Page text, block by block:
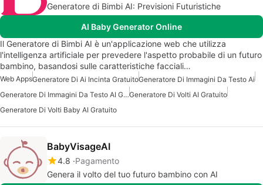
Generatore di Bimbi AI: Previsioni Futuristiche
AI Baby Generator Online
Il Generatore di Bimbi AI è un'applicazione web che utilizza
l'intelligenza artificiale per prevedere l'aspetto probabile di un futuro
bambino, basandosi sulle caratteristiche facciali…
Web AppsGeneratore Di Ai Incinta GratuitoGeneratore Di Immagini Da Testo Ai
Generatore Di Immagini Da Testo AI GratuitoGeneratore Di Volti AI Gratuito
Generatore Di Volti Baby AI Gratuito
BabyVisageAI
4.8 Pagamento
Genera il volto del tuo futuro bambino con AI